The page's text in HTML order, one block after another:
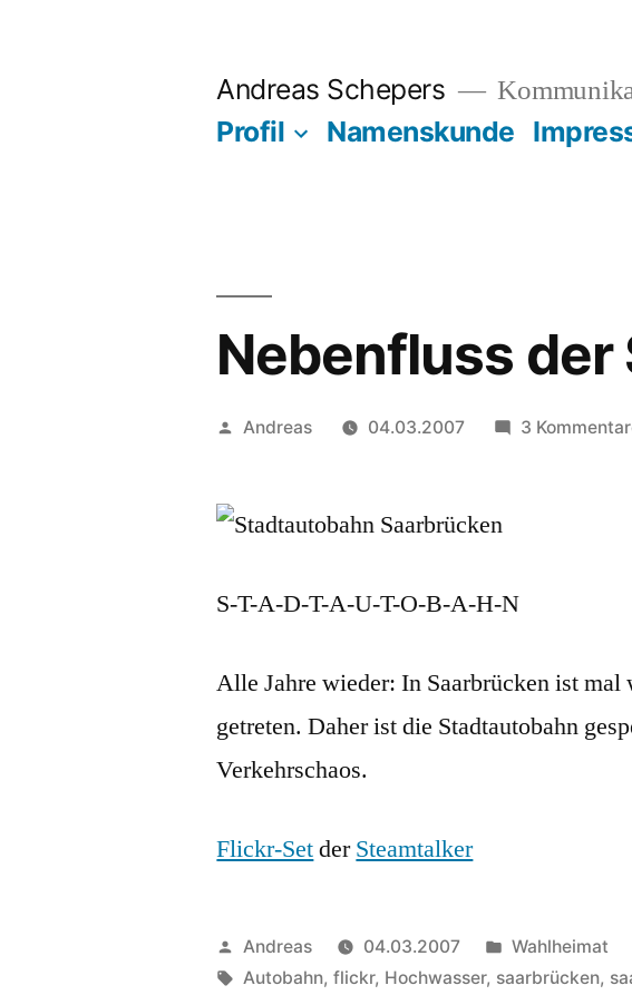
Andreas Schepers
Profil Namenskunde
Nebenfluss der
Veröffentlicht
Andreas 04.03.2007 3
S-T-A-D-T-A-U-T-O-B-A-H-N
Alle Jahre wieder: In Saarbrücken ist mal
getreten. Daher ist die Stadtautobahn
Verkehrschaos.
Flickr-SetderSteamtalker
Veröffentlicht
von
Andreas 04.03.2007
Veröffentlicht
in
Wahlheimat
Schlagwörter:
Autobahn,flickr, Hochwasser, saarbrücken,